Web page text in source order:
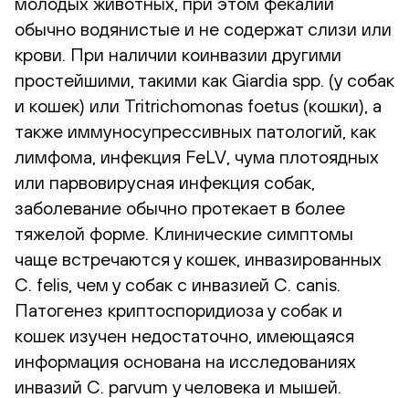
обычно водянистые и не содержат слизи или
крови. При наличии коинвазии другими
простейшими, такими как Giardia spp. (у собак
и кошек) или Tritrichomonas foetus (кошки), а
также иммуносупрессивных патологий, как
лимфома, инфекция FeLV, чума плотоядных
или парвовирусная инфекция собак,
заболевание обычно протекает в более
тяжелой форме. Клинические симптомы
чаще встречаются у кошек, инвазированных
C. felis, чем у собак с инвазией C. canis.
Патогенез криптоспоридиоза у собак и
кошек изучен недостаточно, имеющаяся
информация основана на исследованиях
инвазий C. parvum у человека и мышей.